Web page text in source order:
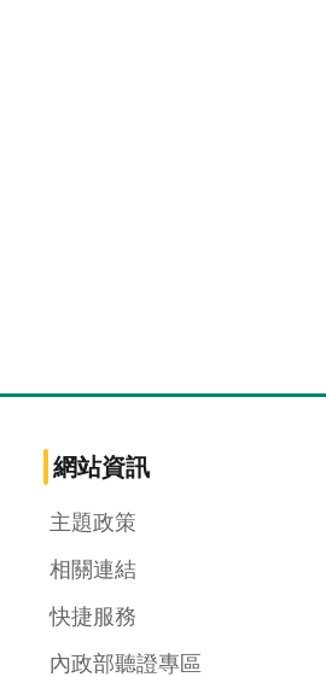
網站資訊
主題政策
相關連結
快捷服務
內政部聽證專區